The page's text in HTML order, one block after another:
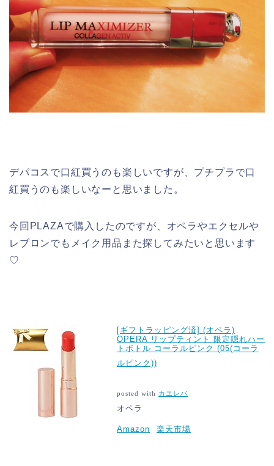
デパコスで口紅買うのも楽しいですが、プチプラで口
紅買うのも楽しいなーと思いました。
今回PLAZAで購入したのですが、オペラやエクセルや
レブロンでもメイク用品また探してみたいと思います
♡
[ギフトラッピング済] (オペラ)
OPERA リップティント 限定隠れハー
トボトル コーラルピンク (05(コーラ
ルピンク))
posted with カエレバ
オペラ
Amazon 楽天市場